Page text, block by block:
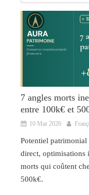
7 angles morts
entre 100k€ et
10 Mar 2026
Potentiel
direct, optimisations
morts qui coûtent
500k€.